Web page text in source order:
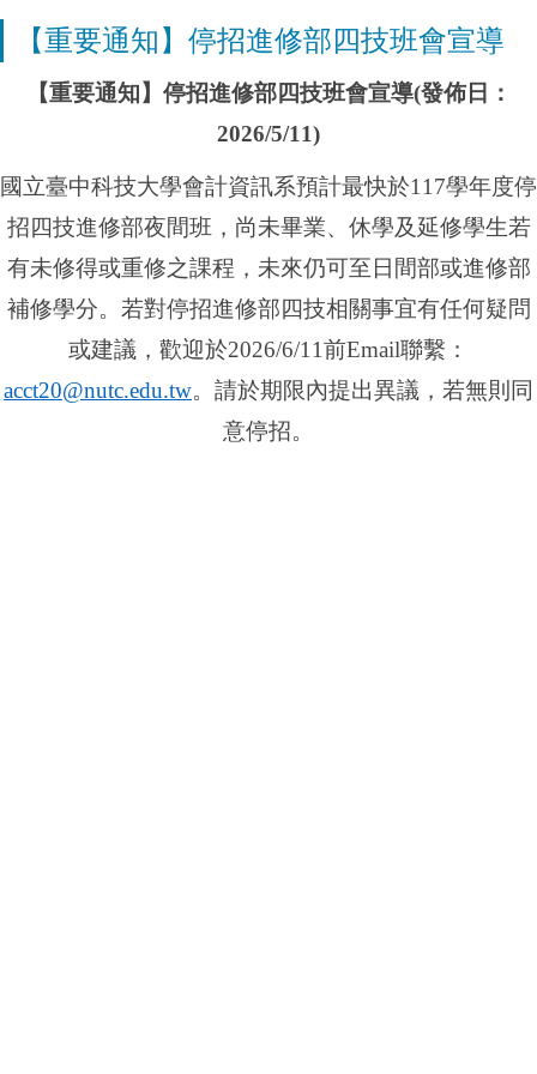
【重要通知】停招進修部四技班會宣導
【重要通知】停招進修部四技班會宣導(發佈日：
2026/5/11)
國立臺中科技大學會計資訊系預計最快於117學年度停
招四技進修部夜間班，尚未畢業、休學及延修學生若
有未修得或重修之課程，未來仍可至日間部或進修部
補修學分。若對停招進修部四技相關事宜有任何疑問
或建議，歡迎於2026/6/11前Email聯繫：
acct20@nutc.edu.tw。請於期限內提出異議，若無則同
意停招。